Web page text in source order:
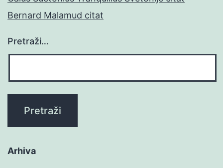
Bernard Malamud citat
Pretraži…
Arhiva